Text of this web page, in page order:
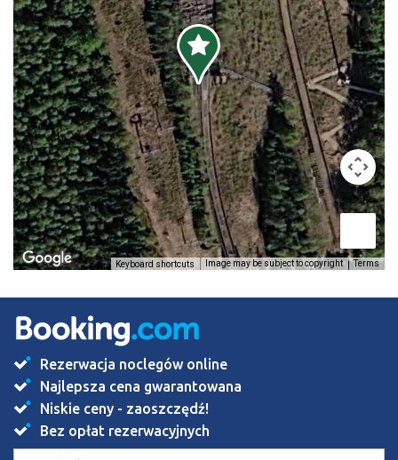
Keyboard shortcuts Image may be subject to copyright Terms
Rezerwacja noclegów online
Najlepsza cena gwarantowana
Niskie ceny - zaoszczędź!
Bez opłat rezerwacyjnych